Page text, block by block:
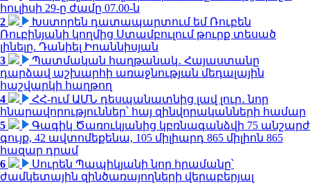
հուլիսի 29-ը ժամը 07.00-ն
2
Խստորեն դատապարտում եմ Ռուբեն
Ռուբինյանի կողմից Ստամբուլում թուրք տեսած
լինելը. Դանիել Իոաննիսյան
3
Պատմական հաղթանակ․ Հայաստանը
դարձավ աշխարհի առաջնության մեդալային
հաշվարկի հաղթող
4
ՀՀ-ում ԱՄՆ դեսպանատնից լավ լուր․ նոր
հնարավորություններ՝ հայ զինվորականների համար
5
Գագիկ Ծառուկյանից կբռնագանձվի 75 անշարժ
գույք, 42 ավտոմեքենա, 105 միլիարդ 865 միլիոն 865
հազար դրամ
6
Սուրեն Պապիկյանի նոր հրամանը՝
ժամկետային զինծառայողների վերաբերյալ